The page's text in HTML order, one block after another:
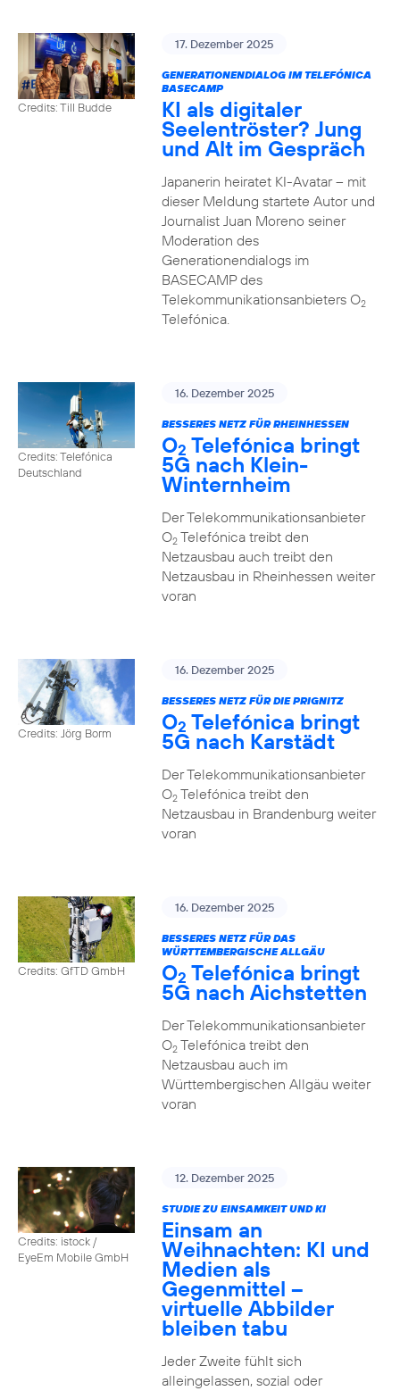
Credits: Till Budde
17. Dezember 2025
GENERATIONENDIALOG IM TELEFÓNICA
BASECAMP
KI als digitaler
Seelentröster? Jung
und Alt im Gespräch
Japanerin heiratet KI-Avatar – mit
dieser Meldung startete Autor und
Journalist Juan Moreno seiner
Moderation des
Generationendialogs im
BASECAMP des
Telekommunikationsanbieters O2
Telefónica.
Credits: Telefónica
Deutschland
16. Dezember 2025
BESSERES NETZ FÜR RHEINHESSEN
O2 Telefónica bringt
5G nach Klein-
Winternheim
Der Telekommunikationsanbieter
O2Telefónica treibt den
Netzausbau auch treibt den
Netzausbau in Rheinhessen weiter
voran
Credits: Jörg Borm
16. Dezember 2025
BESSERES NETZ FÜR DIE PRIGNITZ
O2 Telefónica bringt
5G nach Karstädt
Der Telekommunikationsanbieter
O2Telefónica treibt den
Netzausbau in Brandenburg weiter
voran
Credits: GfTD GmbH
16. Dezember 2025
BESSERES NETZ FÜR DAS
WÜRTTEMBERGISCHE ALLGÄU
O2 Telefónica bringt
5G nach Aichstetten
Der Telekommunikationsanbieter
O2Telefónica treibt den
Netzausbau auch im
Württembergischen Allgäu weiter
voran
Credits: istock /
EyeEm Mobile GmbH
12. Dezember 2025
STUDIE ZU EINSAMKEIT UND KI
Einsam an
Weihnachten: KI und
Medien als
Gegenmittel –
virtuelle Abbilder
bleiben tabu
Jeder Zweite fühlt sich
alleingelassen, sozial oder